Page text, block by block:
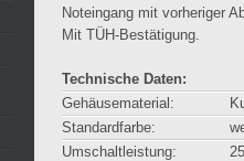
Noteingang mit vorheriger
Mit TÜH-Bestätigung.
Technische Daten:
Gehäusematerial:
Standardfarbe:
Umschaltleistung: